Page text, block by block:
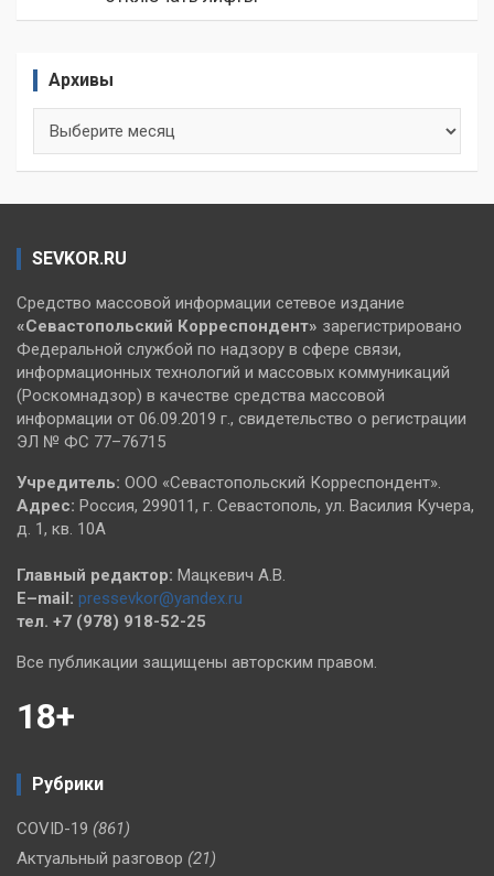
Архивы
SEVKOR.RU
Средство массовой информации сетевое издание
«Севастопольский Корреспондент» зарегистрировано
Федеральной службой по надзору в сфере связи,
информационных технологий и массовых коммуникаций
(Роскомнадзор) в качестве средства массовой
информации от 06.09.2019 г., свидетельство о регистрации
ЭЛ № ФС 77–76715
Учредитель: ООО «Севастопольский Корреспондент».
Адрес: Россия, 299011, г. Севастополь, ул. Василия Кучера,
д. 1, кв. 10А
Главный редактор: Мацкевич А.В.
E–mail: pressevkor@yandex.ru
тел. +7 (978) 918-52-25
Все публикации защищены авторским правом.
18+
Рубрики
COVID-19 (861)
Актуальный разговор (21)